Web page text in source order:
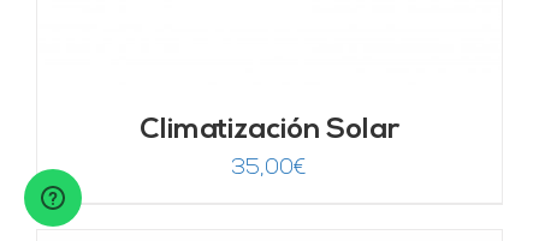
Climatización Solar
35,00€